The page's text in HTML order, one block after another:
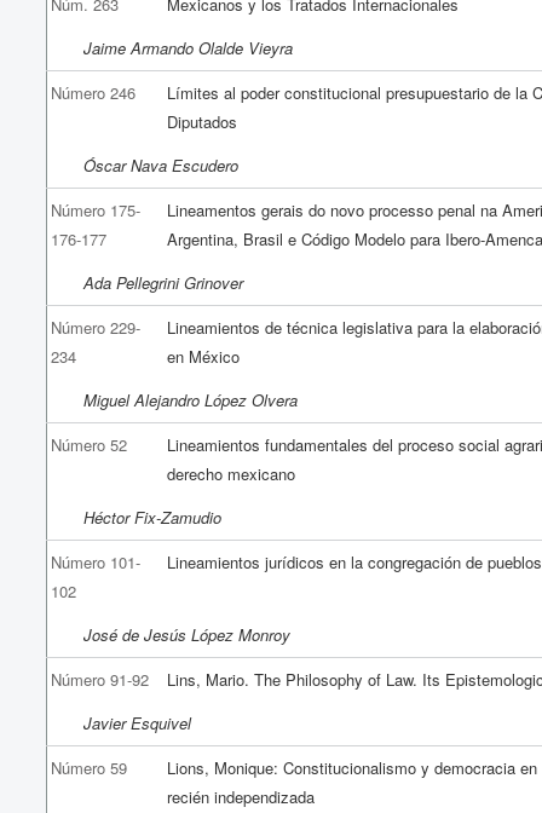
Jaime Armando Olalde Vieyra
Número 246
Límites al poder constitucional presupuestario de la
Diputados
Óscar Nava Escudero
Número 175-
176-177
Lineamentos gerais do novo processo penal na
Argentina, Brasil e Código Modelo para Ibero-
Ada Pellegrini Grinover
Número 229-
234
Lineamientos de técnica legislativa para la
en México
Miguel Alejandro López Olvera
Número 52
Lineamientos fundamentales del proceso social
derecho mexicano
Héctor Fix-Zamudio
Número 101-
102
Lineamientos jurídicos en la congregación de pueblos
José de Jesús López Monroy
Número 91-92
Lins, Mario. The Philosophy of Law. Its
Javier Esquivel
Número 59
Lions, Monique: Constitucionalismo y democracia
recién independizada